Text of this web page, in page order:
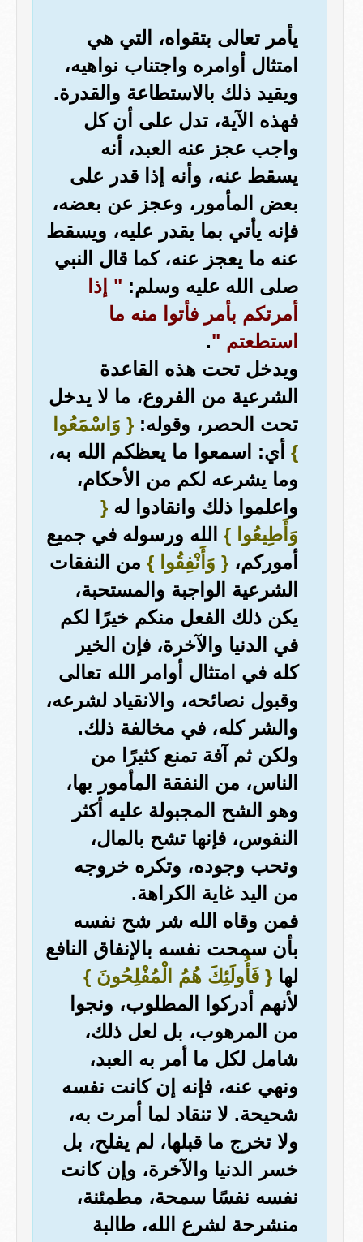
يأمر تعالى بتقواه، التي هي
امتثال أوامره واجتناب نواهيه،
ويقيد ذلك بالاستطاعة والقدرة.
فهذه الآية، تدل على أن كل
واجب عجز عنه العبد، أنه
يسقط عنه، وأنه إذا قدر على
بعض المأمور، وعجز عن بعضه،
فإنه يأتي بما يقدر عليه، ويسقط
عنه ما يعجز عنه، كما قال النبي
صلى الله عليه وسلم: " إذا
أمرتكم بأمر فأتوا منه ما
استطعتم ".
ويدخل تحت هذه القاعدة
الشرعية من الفروع، ما لا يدخل
تحت الحصر، وقوله:{ وَاسْمَعُوا
} أي: اسمعوا ما يعظكم الله به،
وما يشرعه لكم من الأحكام،
واعلموا ذلك وانقادوا له{
وَأَطِيعُوا } الله ورسوله في جميع
أموركم،{ وَأَنْفِقُوا } من النفقات
الشرعية الواجبة والمستحبة،
يكن ذلك الفعل منكم خيرًا لكم
في الدنيا والآخرة، فإن الخير
كله في امتثال أوامر الله تعالى
وقبول نصائحه، والانقياد لشرعه،
والشر كله، في مخالفة ذلك.
ولكن ثم آفة تمنع كثيرًا من
الناس، من النفقة المأمور بها،
وهو الشح المجبولة عليه أكثر
النفوس، فإنها تشح بالمال،
وتحب وجوده، وتكره خروجه
من اليد غاية الكراهة.
فمن وقاه الله شر شح نفسه
بأن سمحت نفسه بالإنفاق النافع
لها{ فَأُولَئِكَ هُمُ الْمُفْلِحُونَ }
لأنهم أدركوا المطلوب، ونجوا
من المرهوب، بل لعل ذلك،
شامل لكل ما أمر به العبد،
ونهي عنه، فإنه إن كانت نفسه
شحيحة. لا تنقاد لما أمرت به،
ولا تخرج ما قبلها، لم يفلح، بل
خسر الدنيا والآخرة، وإن كانت
نفسه نفسًا سمحة، مطمئنة،
منشرحة لشرع الله، طالبة